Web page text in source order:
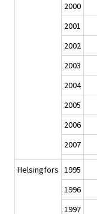
2000
2001
2002
2003
2004
2005
2006
2007
Helsingfors 1995
1996
1997